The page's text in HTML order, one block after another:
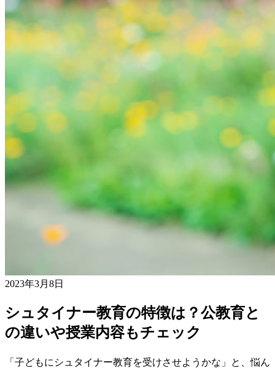
2023年3月8日
シュタイナー教育の特徴は？公教育と
の違いや授業内容もチェック
「子どもにシュタイナー教育を受けさせようかな」と、悩ん